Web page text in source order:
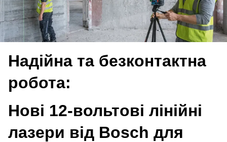
Надійна та безконтактна
робота:
Нові 12-вольтові лінійні
лазери від Bosch для